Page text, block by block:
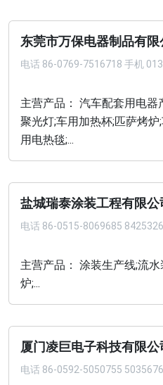
东莞市万保电器制品有限
电话 86-0769-7516718 手机
主营产品： 汽车配套用电器
聚光灯;车用加热杯;匹萨烤
用电热毯;...
盐城瑞泰涂装工程有限公
电话 86-0515-8069685
主营产品： 涂装生产线;流
炉;...
厦门凌巨电子科技有限公
电话 86-0592-5050755